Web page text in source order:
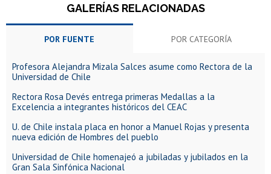
GALERÍAS RELACIONADAS
POR FUENTE POR CATEGORÍA
Profesora Alejandra Mizala Salces asume como Rectora de la
Universidad de Chile
Rectora Rosa Devés entrega primeras Medallas a la
Excelencia a integrantes históricos del CEAC
U. de Chile instala placa en honor a Manuel Rojas y presenta
nueva edición de Hombres del pueblo
Universidad de Chile homenajeó a jubiladas y jubilados en la
Gran Sala Sinfónica Nacional